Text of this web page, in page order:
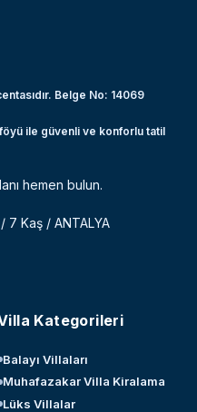
Belge No: 14069
ile güvenli ve konforlu tatil
hemen bulun.
7 Kaş / ANTALYA
Kategorileri
Balayı Villaları
Muhafazakar Villa Kiralama
Lüks Villalar